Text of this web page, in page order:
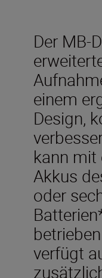
Der MB-
einem
Design,
kann mit
Akkus
oder
verfügt